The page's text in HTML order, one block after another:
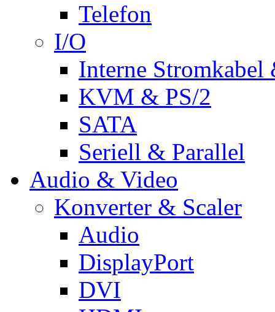
Telefon
I/O
Interne Stromkabel
KVM & PS/2
SATA
Seriell & Parallel
Audio & Video
Konverter & Scaler
Audio
DisplayPort
DVI